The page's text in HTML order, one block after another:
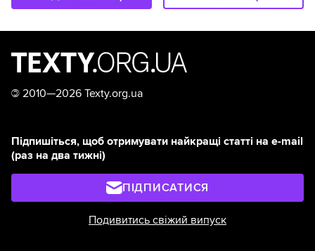
© 2010—2026 Texty.org.ua
Підпишіться, щоб отримувати найкращі статті на e-mail
(раз на два тижні)
ПІДПИСАТИСЯ
Подивитись свіжий випуск